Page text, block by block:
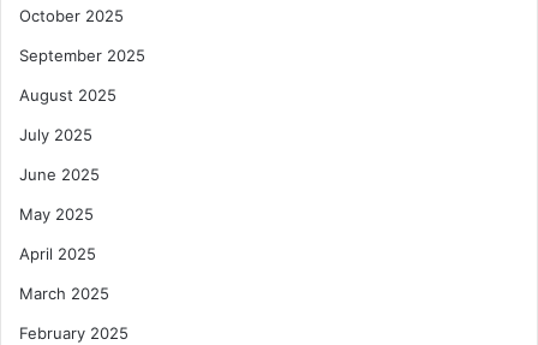
October 2025
September 2025
August 2025
July 2025
June 2025
May 2025
April 2025
March 2025
February 2025